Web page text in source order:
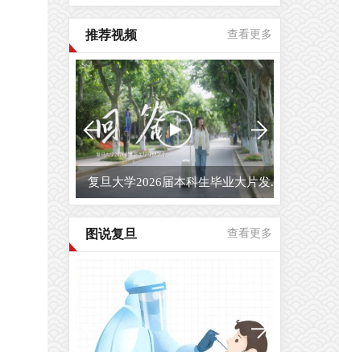
推荐视频 查看更多
复旦大学2026届毕业生原创毕业MV...
图说复旦 查看更多